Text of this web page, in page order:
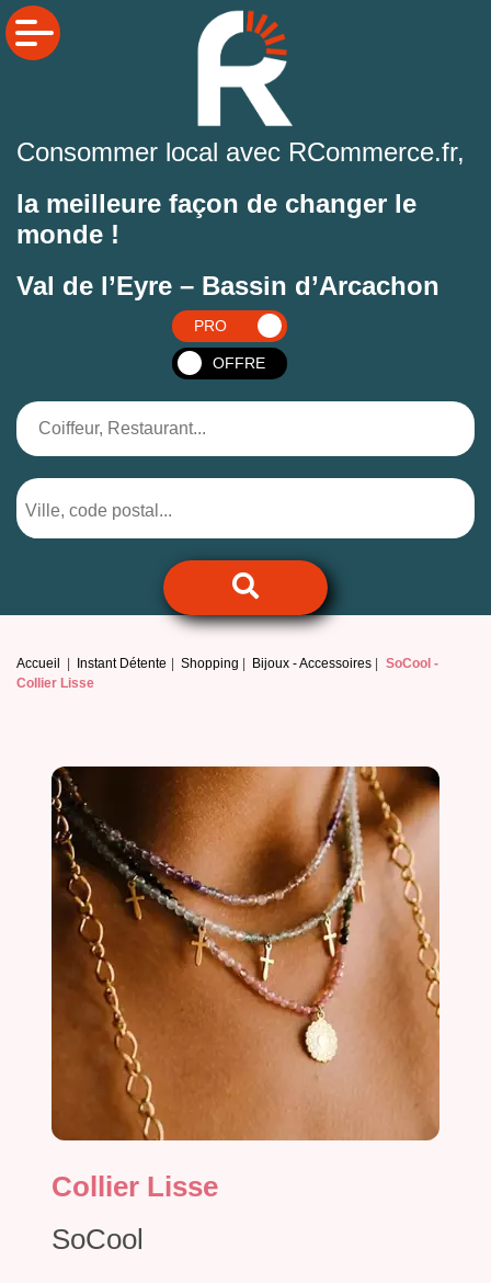
Consommer local avec RCommerce.fr,
la meilleure façon de changer le
monde !
Val de l’Eyre – Bassin d’Arcachon
PRO
OFFRE
Accueil Instant Détente Shopping Bijoux - Accessoires
SoCool -
Collier Lisse
Collier Lisse
SoCool